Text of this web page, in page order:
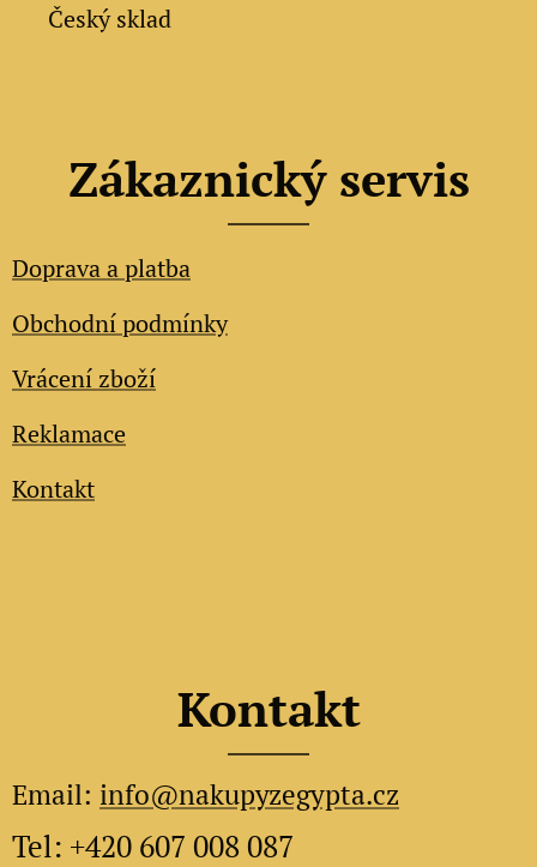
✔ Český sklad
Zákaznický servis
Doprava a platba
Obchodní podmínky
Vrácení zboží
Reklamace
Kontakt
Kontakt
Email: info@nakupyzegypta.cz
Tel: +420 607 008 087